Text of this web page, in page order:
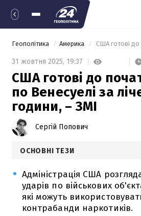
Геополітика Америка
31 жовтня 2025, 19:37
США готові до
по Венесуелі за
години, – ЗМІ
Сергій Попович
ОСНОВНІ ТЕЗИ
Адміністрація США
ударів по військових
які можуть
контрабанди наркотиків.